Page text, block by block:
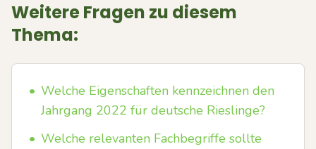
Weitere Fragen zu diesem
Thema:
• Welche Eigenschaften kennzeichnen den
Jahrgang 2022 für deutsche Rieslinge?
• Welche relevanten Fachbegriffe sollte